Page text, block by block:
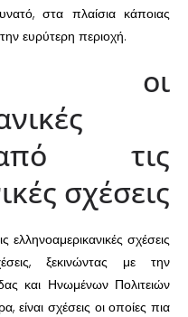
στα πλαίσια κάποιας
ευρύτερη περιοχή.
οι
τις
σχέσεις
σχέσεις
ξεκινώντας με την
και Ηνωμένων Πολιτειών
είναι σχέσεις οι οποίες πια